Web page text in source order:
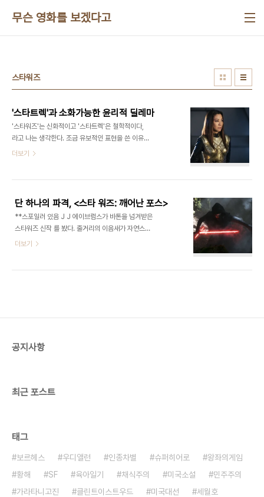
무슨 영화를 보겠다고
스타워즈
'스타트렉'과 소화가능한 윤리적 딜레마
'스타워즈'는 신화적이고 '스타트렉'은 철학적이다,
라고 나는 생각한다. 조금 유보적인 표현을 쓴 이유
는, 이 두 시리즈에 대한 팬덤이 너무나 강력해 뭐라
고귀한 신분과 소명을 깨닫고 머나먼 여정에 나서지
만, 감당하기 어려운 큰 고난을 당했다가, 결국 극복
하고 목적을 성취한 뒤 고향으로 돌아온다. 여기에 루
크 스카이워커와 다스베이더 부자의 오이디푸스 궤
적도 엮여있다. 요즘 나오고 있는 시퀄 시리즈에선 고
보였다가 조금의 뒤틀림을 줬는데, 이 때문에 팬덤에
더보기
단 하나의 파격, <스타 워즈: 깨어난 포스>
**스포일러 있음 J J 에이브럼스가 바톤을 넘겨받은
스타워즈 신작 를 봤다. 줄거리의 이음새가 자연스럽
고, 매력적인 캐릭터가 등장하며, 어색하지 않은 컴퓨
당은 대체로 한 점의 반성도 없는 순수 악 그 자체이
더보기
공지사항
최근 포스트
태그
보르헤스 우디앨런 인종차별 슈퍼히어로
왕좌의게임
황해
SF 육아일기 채식주의 미국소설
민주주의
가라타니고진
클린트이스트우드 미국대선
세월호